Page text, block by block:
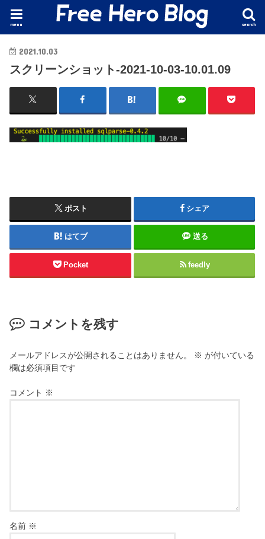
search
menu
2021.10.03
スクリーンショット-2021-10-03-10.01.09
ポスト シェア
はてブ 送る
Pocket feedly
コメントを残す
メールアドレスが公開されることはありません。 ※ が付いている
欄は必須項目です
コメント ※
名前 ※